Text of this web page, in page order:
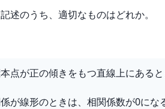
述のうち、適切なものはどれか。
点が正の傾きをもつ直線上にあると
が線形のときは、相関係数が0にな